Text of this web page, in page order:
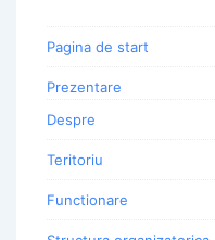
Pagina de start
Prezentare
Despre
Teritoriu
Functionare